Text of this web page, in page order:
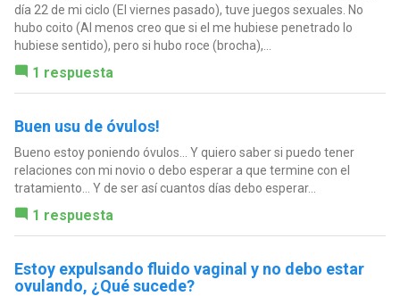
día 22 de mi ciclo (El viernes pasado), tuve juegos sexuales. No
hubo coito (Al menos creo que si el me hubiese penetrado lo
hubiese sentido), pero si hubo roce (brocha),...
1 respuesta
Buen usu de óvulos!
Bueno estoy poniendo óvulos... Y quiero saber si puedo tener
relaciones con mi novio o debo esperar a que termine con el
tratamiento... Y de ser así cuantos días debo esperar...
1 respuesta
Estoy expulsando fluido vaginal y no debo estar
ovulando, ¿Qué sucede?